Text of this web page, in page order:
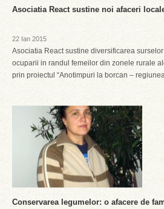
Asociatia React sustine noi afaceri
22 Ian 2015
Asociatia React sustine diversificarea
ocuparii in randul femeilor din zonele rurale
prin proiectul “Anotimpuri la borcan –
Conservarea legumelor: o afacere de